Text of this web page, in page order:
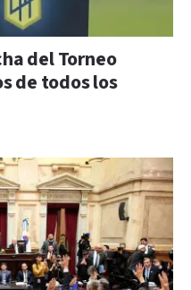
del Torneo
de todos los